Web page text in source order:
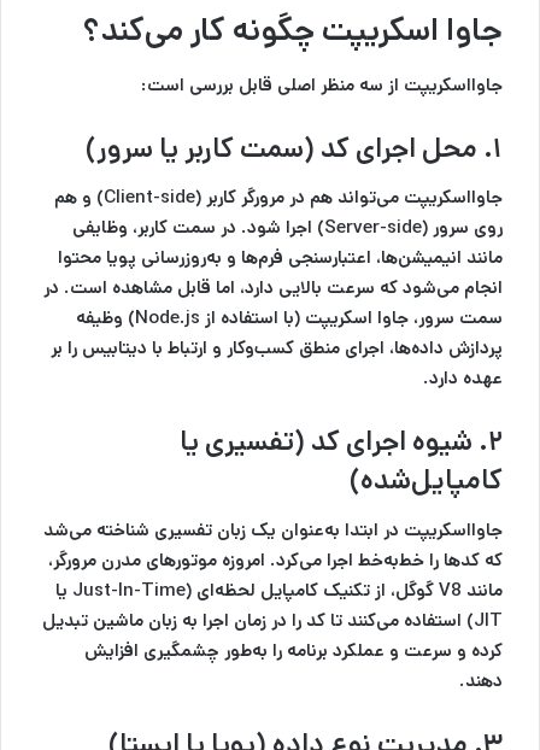
جاوا اسکریپت چگونه کار می‌کند؟
جاوااسکریپت از سه منظر اصلی قابل بررسی است:
۱. محل اجرای کد (سمت کاربر یا سرور)
جاوااسکریپت می‌تواند هم در مرورگر کاربر (Client-side) و هم
روی سرور (Server-side) اجرا شود. در سمت کاربر، وظایفی
مانند انیمیشن‌ها، اعتبارسنجی فرم‌ها و به‌روزرسانی پویا محتوا
انجام می‌شود که سرعت بالایی دارد، اما قابل مشاهده است. در
سمت سرور، جاوا اسکریپت (با استفاده از Node.js) وظیفه
پردازش داده‌ها، اجرای منطق کسب‌وکار و ارتباط با دیتابیس را بر
عهده دارد.
۲. شیوه اجرای کد (تفسیری یا
کامپایل‌شده)
جاوااسکریپت در ابتدا به‌عنوان یک زبان تفسیری شناخته می‌شد
که کدها را خط‌به‌خط اجرا می‌کرد. امروزه موتورهای مدرن مرورگر،
مانند V8 گوگل، از تکنیک کامپایل لحظه‌ای (Just-In-Time یا
JIT) استفاده می‌کنند تا کد را در زمان اجرا به زبان ماشین تبدیل
کرده و سرعت و عملکرد برنامه را به‌طور چشمگیری افزایش
دهند.